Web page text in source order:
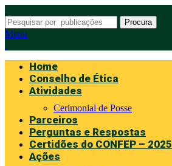
Procura
Menu
Home
Conselho de Ética
Atividades
Cerimonial de Posse
Parceiros
Perguntas e Respostas
Certidões do CONFEP – 2025
Ações